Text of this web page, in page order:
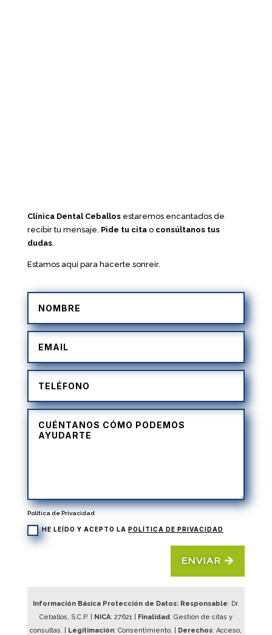
Clínica Dental Ceballosestaremos encantados de
recibir tu mensaje. Pide tu citao consúltanos tus
dudas.
Estamos aquí para hacerte sonreír.
Política de Privacidad
HE LEÍDO Y ACEPTO LA POLÍTICA DE PRIVACIDAD
ENVIAR
Información Básica Protección de Datos: Responsable: Dr.
Ceballos, S.C.P. |
NICA: 27621| Finalidad: Gestión de citas y
consultas. |
Legitimación: Consentimiento. | Derechos: Acceso,